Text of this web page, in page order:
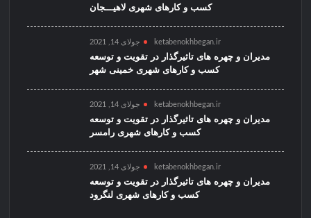
کسب و کارهای شهری لاهیـــجان
ketabenokhbegan.ir جولای 14, 2021
مدیران و چهره های تاثیرگذار در تقویت و توسعه
کسب و کارهای شهری خمینی شهر
ketabenokhbegan.ir جولای 14, 2021
مدیران و چهره های تاثیرگذار در تقویت و توسعه
کسب و کارهای شهری رامسر
ketabenokhbegan.ir جولای 14, 2021
مدیران و چهره های تاثیرگذار در تقویت و توسعه
کسب و کارهای شهری لنگرود